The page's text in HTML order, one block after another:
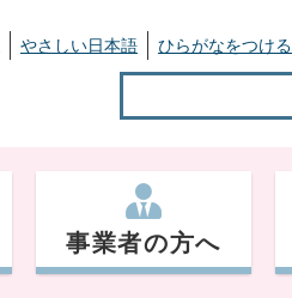
やさしい日本語 ひらがなをつける
事業者の方へ